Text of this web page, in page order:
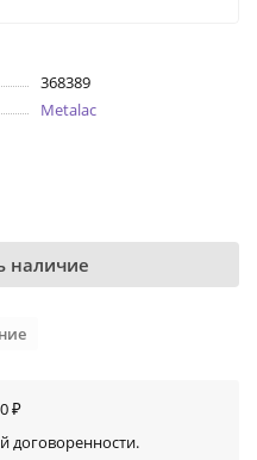
368389
Metalac
наличие
₽
договоренности.